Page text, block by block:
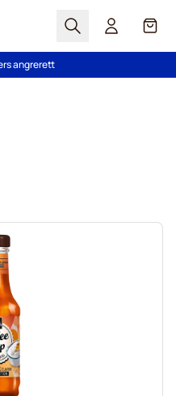
Søk Cart
over kr 599
angrerett